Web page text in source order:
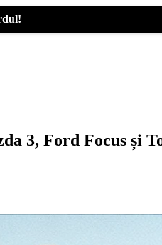
3, Ford Focus și